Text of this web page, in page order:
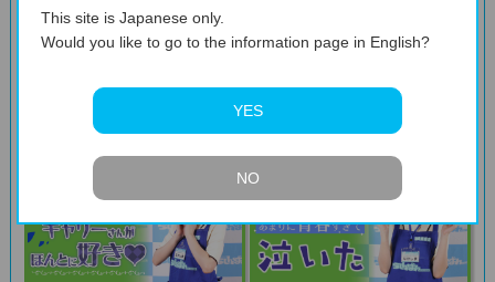
中島由貴さん【8月5部】 中島由貴さん【8月6部】
This site is Japanese only.
Would you like to go to the information page in English?
YES
NO